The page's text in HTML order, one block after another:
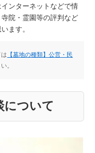
ンターネットなどで情
院・霊園等の評判など
ます。
【墓地の種類】公営・民
。
について